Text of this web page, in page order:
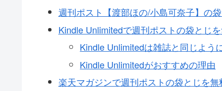
週刊ポスト【渡部ほの/小島可奈子】の
Kindle Unlimitedで週刊ポストの袋とじ
Kindle Unlimitedは雑誌と同じよう
Kindle Unlimitedがおすすめの理由
楽天マガジンで週刊ポストの袋とじを